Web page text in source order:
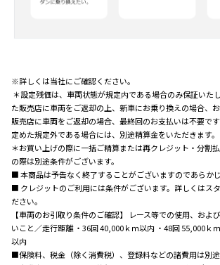
※詳しくは当社にご確認ください。
＊設定残価は、車両状態が規定内である場合のみ保証いた
た販売店に車両をご返却の上、新車にお乗り換えの場合、
販売店に車両をご返却の場合、最終回のお支払いは不要で
定めた規定外である場合には、別途精算金をいただきます。
＊お買い上げの際に一括ご精算または再クレジット・分割
の際は別途条件がございます。
■ 本商品は予告なく終了することがございますのであらか
■ クレジットのご利用には条件がございます。詳しくはス
ださい。
【車両のお引取り条件のご確認】 レース等での使用、およ
いこと／走行距離 ・36回 40,000ｋｍ以内 ・48回 55,000ｋ
以内
■保険料、税金（除く消費税）、登録料などの諸費用は別途